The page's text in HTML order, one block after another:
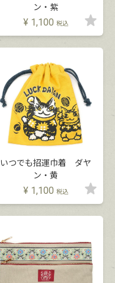
ン・紫
¥ 1,100 税込
いつでも招運巾着 ダヤ
ン・黄
¥ 1,100 税込